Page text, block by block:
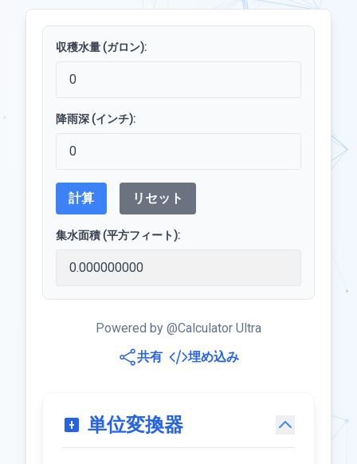
収穫水量 (ガロン):
降雨深 (インチ):
計算 リセット
集水面積 (平方フィート):
Powered by @Calculator Ultra
共有
埋め込み
単位変換器